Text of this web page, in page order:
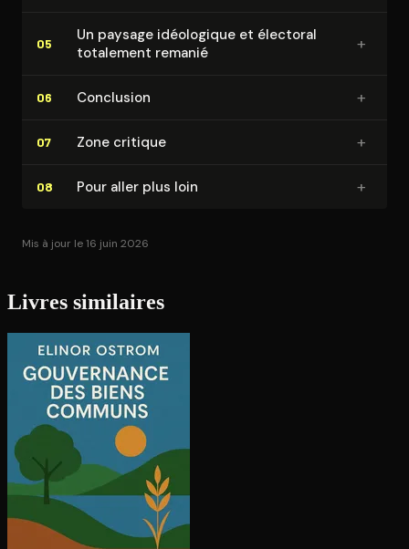
05
Un paysage idéologique et électoral
totalement remanié
+
06 Conclusion +
07 Zone critique +
08 Pour aller plus loin +
Mis à jour le 16 juin 2026
Livres similaires